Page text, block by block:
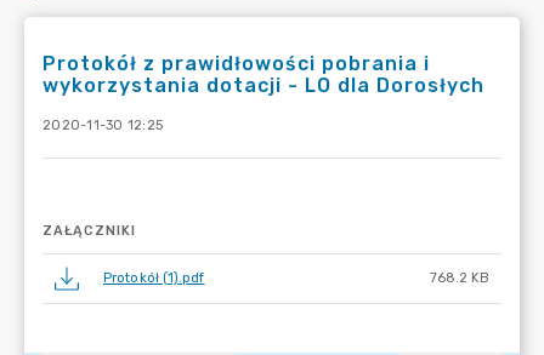
Protokół z prawidłowości pobrania i
wykorzystania dotacji - LO dla Dorosłych
2020-11-30 12:25
ZAŁĄCZNIKI
Protokół (1).pdf 768.2 KB